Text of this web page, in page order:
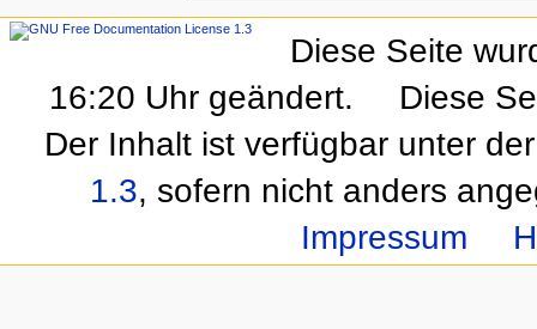
Diese Seite
16:20 Uhr geändert.
Diese
Der Inhalt ist verfügbar unter
1.3, sofern nicht anders
Impressum